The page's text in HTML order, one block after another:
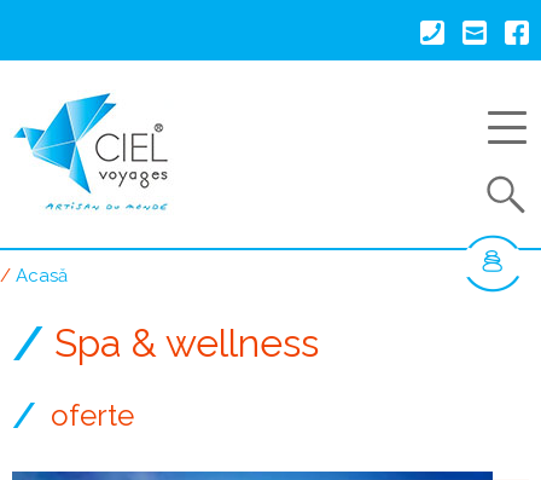
conţinutul
Acasă
Spa & wellness
oferte